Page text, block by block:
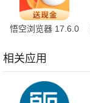
悟空浏览器 17.6.0
相关应用